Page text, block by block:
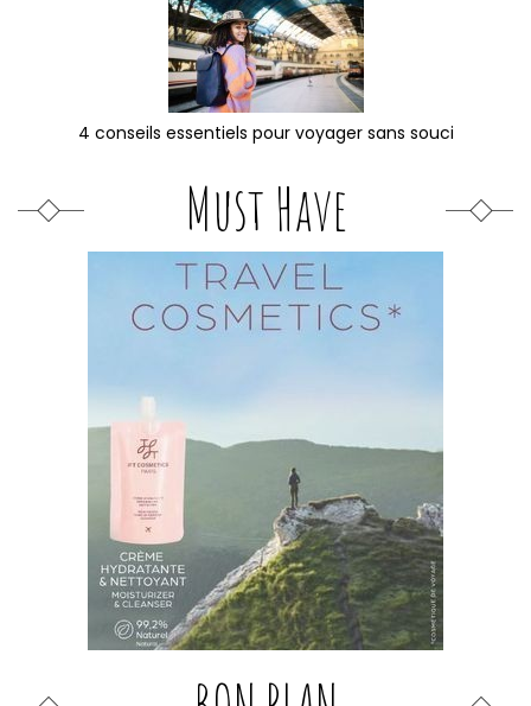
4 conseils essentiels pour voyager sans souci
Must Have